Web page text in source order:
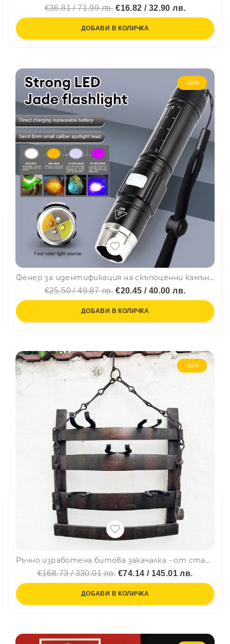
€36.81 / 71.99 лв.€16.82 / 32.90 лв.
ДОБАВИ В КОЛИЧКА
-20%
Фенер за идентификация на скъпоценни камъни Eaglestar 4 LEDs
€25.50 / 49.87 лв.€20.45 / 40.00 лв.
ДОБАВИ В КОЛИЧКА
-56%
Ръчно изработена битова закачалка - от старо буре, подкови и верига от волски впряг, последни 2 броя
€168.73 / 330.01 лв.€74.14 / 145.01 лв.
ДОБАВИ В КОЛИЧКА